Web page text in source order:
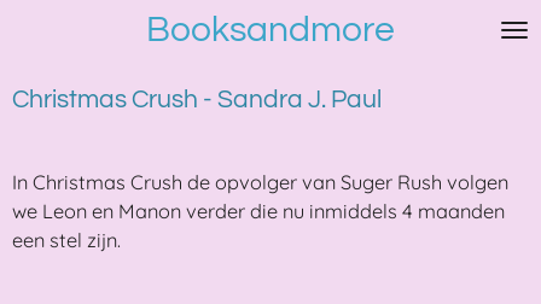
de
Booksandmore
Christmas Crush - Sandra J. Paul
In Christmas Crush de opvolger van Suger Rush volgen
we Leon en Manon verder die nu inmiddels 4 maanden
een stel zijn.